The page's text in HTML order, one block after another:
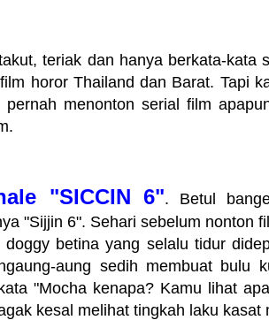
teriak dan hanya berkata-kata
horor Thailand dan Barat. Tapi
pernah menonton serial film
"SICCIN 6". Betul
"Sijjin 6". Sehari sebelum nonton
doggy betina yang selalu tidur
aung sedih membuat bulu
"Mocha kenapa? Kamu lihat
kesal melihat tingkah laku